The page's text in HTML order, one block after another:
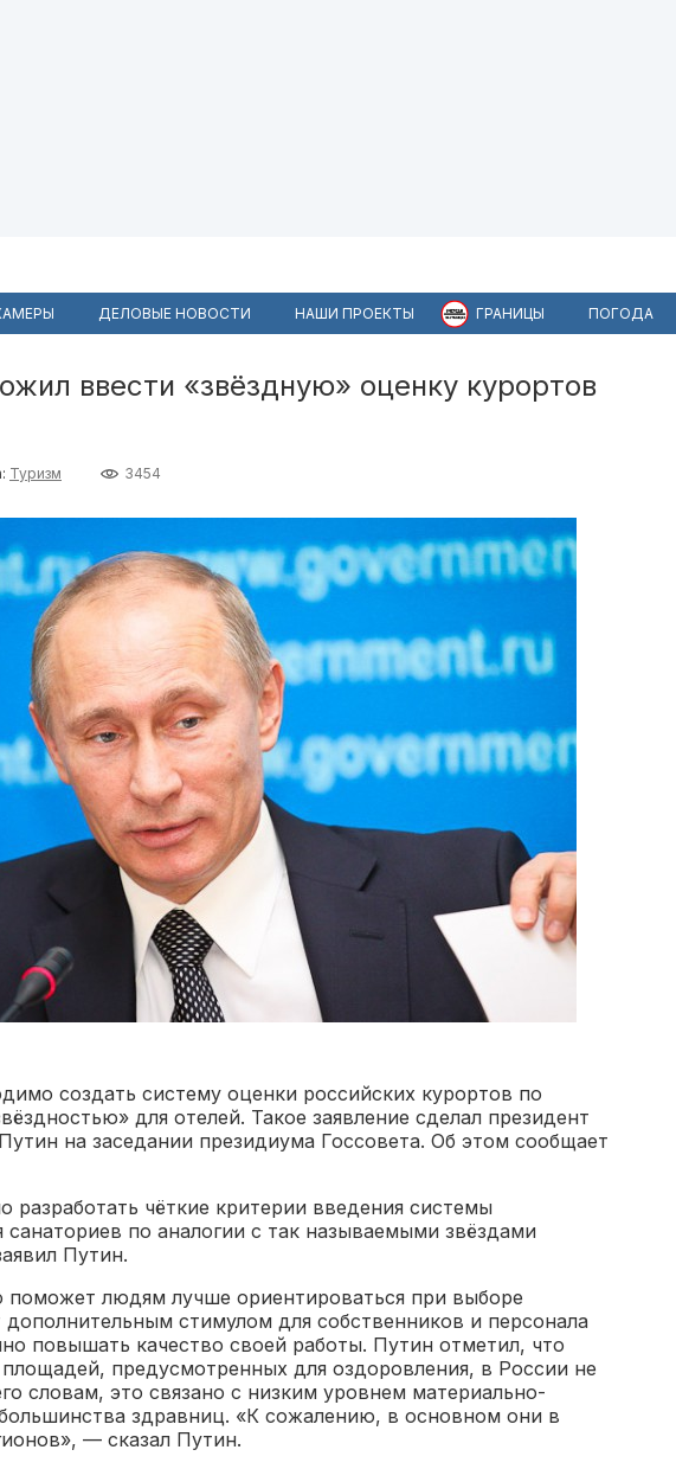
ДЕЛОВЫЕ НОВОСТИ НАШИ ПРОЕКТЫ ГРАНИЦЫ ПОГОДА
ввести «звёздную» оценку курортов
Туризм 3454
создать систему оценки российских курортов по
для отелей. Такое заявление сделал президент
на заседании президиума Госсовета. Об этом сообщает
разработать чёткие критерии введения системы
санаториев по аналогии с так называемыми звёздами
Путин.
поможет людям лучше ориентироваться при выборе
стимулом для собственников и персонала
повышать качество своей работы. Путин отметил, что
предусмотренных для оздоровления, в России не
словам, это связано с низким уровнем материально-
здравниц. «К сожалению, в основном они в
— сказал Путин.